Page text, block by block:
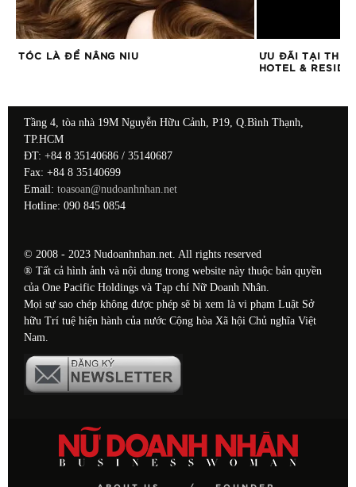
TÓC LÀ ĐỂ NÂNG NIU
ƯU ĐÃI TẠI THE
HOTEL &
Tầng 4, tòa nhà 19M Nguyễn Hữu Cảnh, P19, Q.Bình Thạnh,
TP.HCM
ĐT: +84 8 35140686 / 35140687
Fax: +84 8 35140699
Email: toasoan@nudoanhnhan.net
Hotline: 090 845 0854
© 2008 - 2023 Nudoanhnhan.net. All rights reserved
® Tất cả hình ảnh và nội dung trong website này thuộc bản quyền
của One Pacific Holdings và Tạp chí Nữ Doanh Nhân.
Mọi sự sao chép không được phép sẽ bị xem là vi phạm Luật Sở
hữu Trí tuệ hiện hành của nước Cộng hòa Xã hội Chủ nghĩa Việt
Nam.